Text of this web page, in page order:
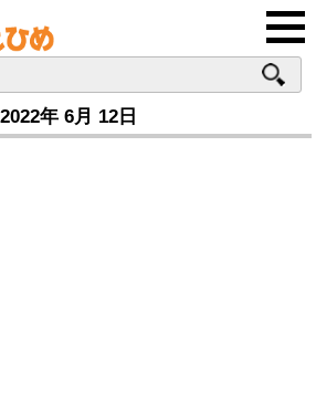
2022年 6月 12日